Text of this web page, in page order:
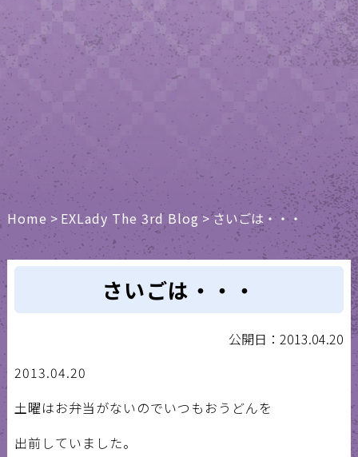
Home > EXLady The 3rd Blog >さいごは・・・
さいごは・・・
公開日：2013.04.20
2013.04.20
土曜はお弁当がないのでいつもおうどんを
出前していました。